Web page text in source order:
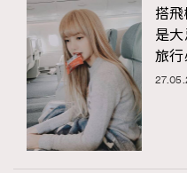
AFrenchMind
EmpowerF
本人願意接收新傳媒集團
新傳媒集團使用本人
About us Collaboration
搭
是
旅